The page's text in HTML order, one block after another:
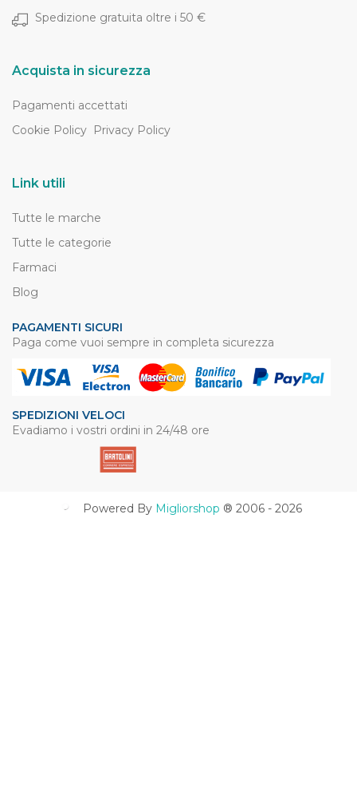
Spedizione gratuita oltre i 50 €
Acquista in sicurezza
Pagamenti accettati
Cookie Policy Privacy Policy
Link utili
Tutte le marche
Tutte le categorie
Farmaci
Blog
PAGAMENTI SICURI
Paga come vuoi sempre in completa sicurezza
SPEDIZIONI VELOCI
Evadiamo i vostri ordini in 24/48 ore
Powered By Migliorshop ® 2006 - 2026